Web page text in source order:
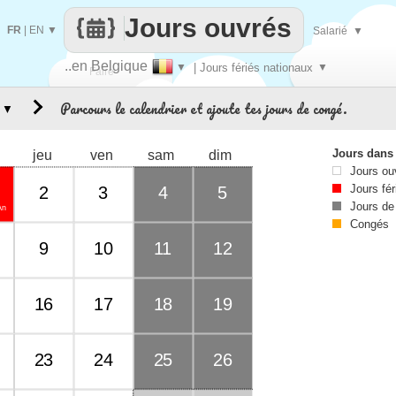
Faire
..en Belgique ▼ | Jours fériés nationaux ▼
Jours ouvrés
FR EN ▼ Salarié ▼
Parcours le calendrier et ajoute tes jours de congé.
jeu ven sam dim
2 3 4 5
9 10 11 12
16 17 18 19
23 24 25 26
▼
Jours
Jours
Jours
Jours
Congés